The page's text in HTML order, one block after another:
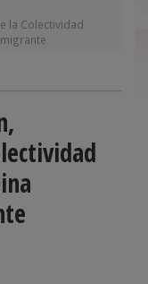
la Colectividad